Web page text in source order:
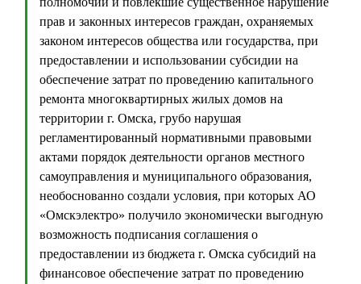
прав и законных интересов граждан, охраняемых
законом интересов общества или государства, при
предоставлении и использовании субсидии на
обеспечение затрат по проведению капитального
ремонта многоквартирных жилых домов на
территории г. Омска, грубо нарушая
регламентированный нормативными правовыми
актами порядок деятельности органов местного
самоуправления и муниципального образования,
необоснованно создали условия, при которых АО
«Омскэлектро» получило экономически выгодную
возможность подписания соглашения о
предоставлении из бюджета г. Омска субсидий на
финансовое обеспечение затрат по проведению